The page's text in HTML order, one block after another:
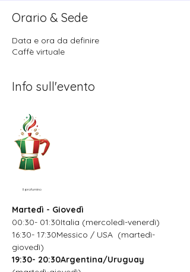
Orario & Sede
Data e ora da definire
Caffè virtuale
Info sull'evento
Il profumino
Martedì - Giovedì
00:30- 01:30Italia (mercoledì-venerdì)
16:30- 17:30Messico / USA  (martedì-
giovedì)
19:30- 20:30Argentina/Uruguay